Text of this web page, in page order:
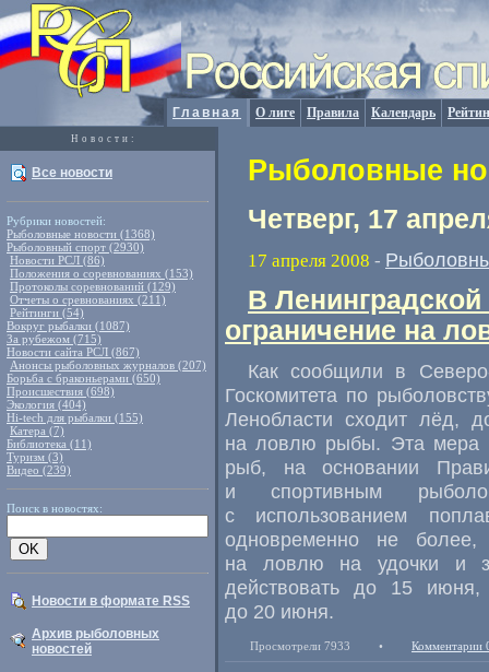
Главная О лиге Правила Календарь
Новости:
Все новости
Рубрики новостей:
Рыболовные новости (1368)
Рыболовный спорт (2930)
Новости РСЛ (86)
Положения о соревнованиях (153)
Протоколы соревнований (129)
Отчеты о сревнованиях (211)
Рейтинги (54)
Вокруг рыбалки (1087)
За рубежом (715)
Новости сайта РСЛ (867)
Анонсы рыболовных журналов (207)
Борьба с браконьерами (650)
Происшествия (698)
Экология (404)
Hi-tech для рыбалки (155)
Катера (7)
Библиотека (11)
Туризм (3)
Видео (239)
Поиск в новостях:
Новости в формате RSS
Архив рыболовных
новостей
Рыболовные
Четверг, 17
17 апреля 2008 -
В
ограничение на
Как сообщили в
Госкомитета по
Ленобласти сходит лёд,
на ловлю рыбы. Эта мера
рыб, на основании
и спортивным
с использованием
одновременно не
на ловлю на удочки и
действовать до 15
до 20 июня.
Просмотрели 7933 • Комментарии